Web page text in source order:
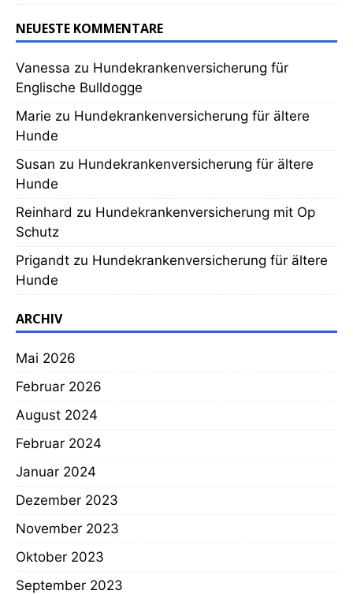
NEUESTE KOMMENTARE
Vanessa zu Hundekrankenversicherung für
Englische Bulldogge
Marie zu Hundekrankenversicherung für ältere
Hunde
Susan zu Hundekrankenversicherung für ältere
Hunde
Reinhard zu Hundekrankenversicherung mit Op
Schutz
Prigandt zu Hundekrankenversicherung für ältere
Hunde
ARCHIV
Mai 2026
Februar 2026
August 2024
Februar 2024
Januar 2024
Dezember 2023
November 2023
Oktober 2023
September 2023